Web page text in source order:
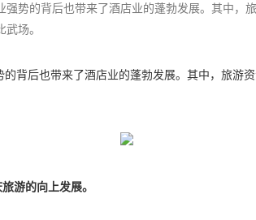
强势的背后也带来了酒店业的蓬勃发展。其中，
场。
背后也带来了酒店业的蓬勃发展。其中，旅游
游的向上发展。